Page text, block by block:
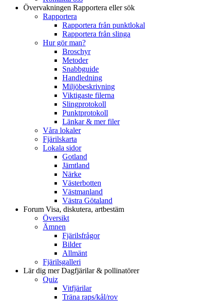
Övervakningen Rapportera eller sök
Rapportera
Rapportera från punktlokal
Rapportera från slinga
Hur gör man?
Broschyr
Metoder
Snabbguide
Handledning
Miljöbeskrivning
Viktigaste filerna
Slingprotokoll
Punktprotokoll
Länkar & mer filer
Våra lokaler
Fjärilskarta
Lokala sidor
Gotland
Jämtland
Närke
Västerbotten
Västmanland
Västra Götaland
Forum Visa, diskutera, artbestäm
Översikt
Ämnen
Fjärilsfrågor
Bilder
Allmänt
Fjärilsgalleri
Lär dig merDagfjärilar & pollinatörer
Quiz
Vitfjärilar
Träna raps/kål/rov